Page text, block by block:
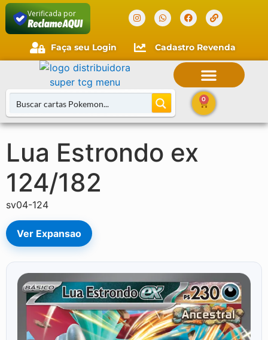
Verificada por
Faça seu Login Cadastro Revenda
0
Lua Estrondo ex
124/182
sv04-124
Ver Expansao
Cliente novo?Comece aqui.